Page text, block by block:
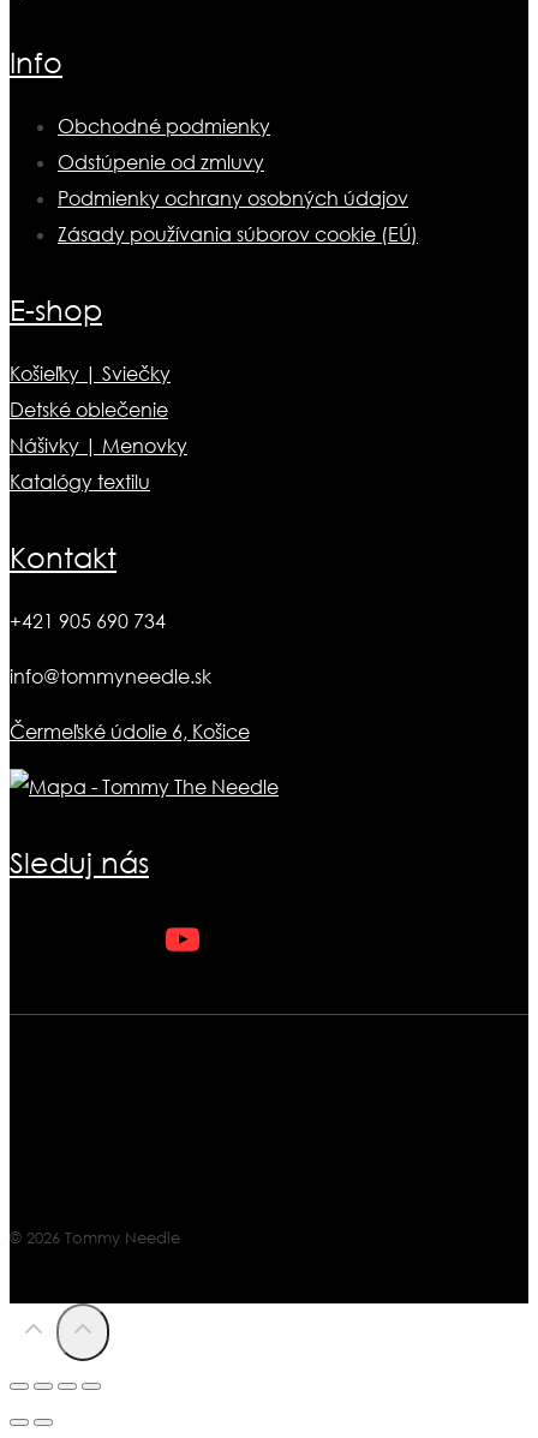
Info
Obchodné podmienky
Odstúpenie od zmluvy
Podmienky ochrany osobných údajov
Zásady používania súborov cookie (EÚ)
E-shop
Košieľky | Sviečky
Detské oblečenie
Nášivky | Menovky
Katalógy textilu
Kontakt
+421 905 690 734
info@tommyneedle.sk
Čermeľské údolie 6, Košice
Sleduj nás
© 2026 Tommy Needle